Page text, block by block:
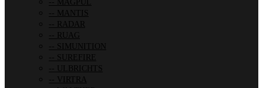
MAGPUL
MANTIS
RADAR
RUAG
SIMUNITION
SUREFIRE
ULBRICHTS
VIRTRA